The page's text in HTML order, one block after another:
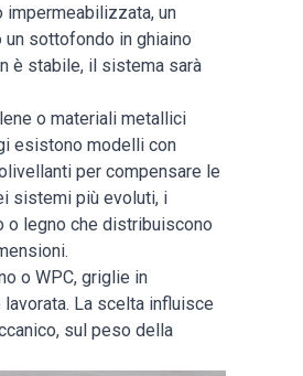
un
sottofondo in ghiaino
è stabile, il sistema sarà
o materiali metallici
esistono modelli con
per compensare le
sistemi più evoluti, i
o legno che distribuiscono
o WPC, griglie in
La scelta influisce
sul peso della